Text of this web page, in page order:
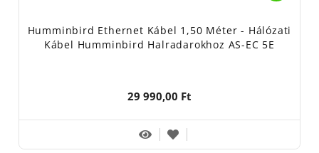
Humminbird Ethernet Kábel 1,50 Méter - Hálózati
Kábel Humminbird Halradarokhoz AS-EC 5E
29 990,00 Ft